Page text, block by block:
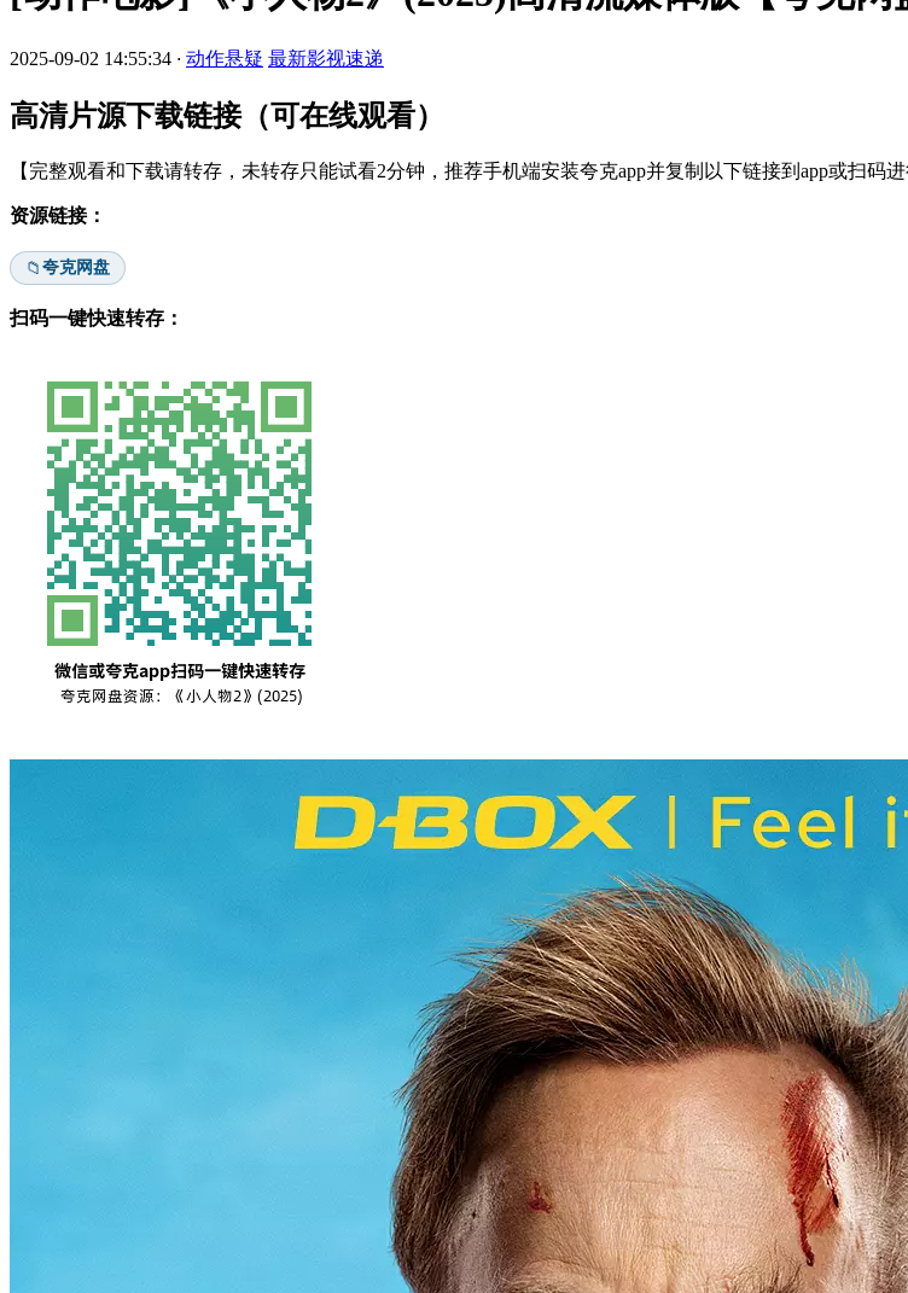
2025-09-02 14:55:34 · 动作悬疑 最新影视速递
高清片源下载链接（可在线观看）
【完整观看和下载请转存，未转存只能试看2分钟，推荐手机端安装夸克app并复制以下链接到app或扫码进
资源链接：
📁夸克网盘
扫码一键快速转存：